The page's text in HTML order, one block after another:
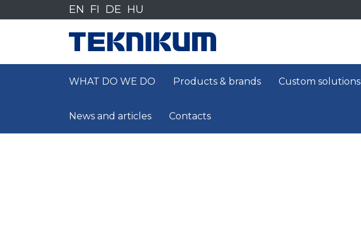
sisältöön
EN FI DE HU
WHAT DO WE DO Products & brands Custom solutions
News and articles Contacts